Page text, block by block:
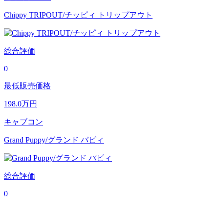
Chippy TRIPOUT/チッピィ トリップアウト
総合評価
0
最低販売価格
198.0万円
キャブコン
Grand Puppy/グランド パピィ
総合評価
0